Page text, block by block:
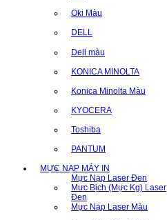
Oki Màu
DELL
Dell màu
KONICA MINOLTA
Konica Minolta Màu
KYOCERA
Toshiba
PANTUM
MỰC NẠP MÁY IN
Mực Nạp Laser Đen
Mưc Bịch (Mực Kg) Laser
Đen
Mực Nạp Laser Màu